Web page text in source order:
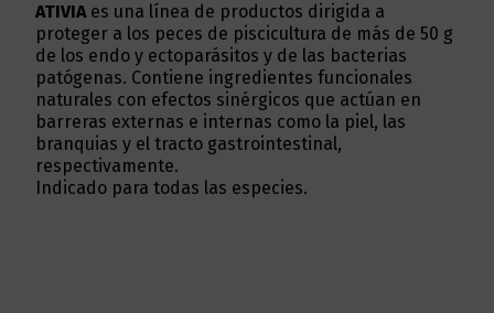
ATIVIAes una línea de productos dirigida a
proteger a los peces de piscicultura de más de 50 g
de los endo y ectoparásitos y de las bacterias
patógenas. Contiene ingredientes funcionales
naturales con efectos sinérgicos que actúan en
barreras externas e internas como la piel, las
branquias y el tracto gastrointestinal,
respectivamente.
Indicado para todas las especies.